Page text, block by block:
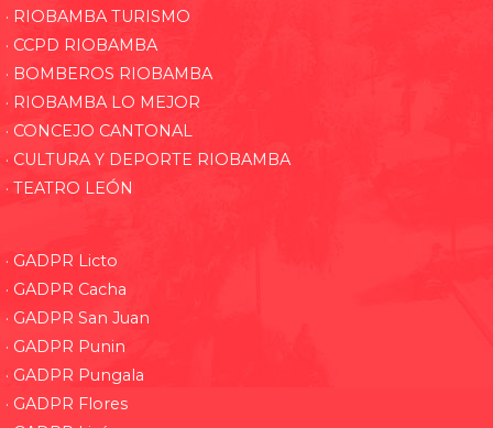
· RIOBAMBA TURISMO
· CCPD RIOBAMBA
· BOMBEROS RIOBAMBA
· RIOBAMBA LO MEJOR
· CONCEJO CANTONAL
· CULTURA Y DEPORTE RIOBAMBA
· TEATRO LEÓN
· GADPR Licto
· GADPR Cacha
· GADPR San Juan
· GADPR Punin
· GADPR Pungala
· GADPR Flores